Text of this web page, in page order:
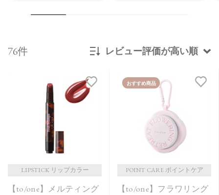
76件 レビュー評価が高い順
レビューが多い順
レビュー評価が高い順
人気順
LIPSTICK リップカラー
【to/one】メルティング
おすすめ商品
POINT CARE ポイントケア
【to/one】フラワリング